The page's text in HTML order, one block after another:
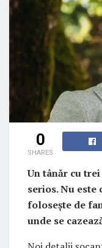
0
SHARES
Un tânăr cu
serios. Nu este
folosește de
unde se